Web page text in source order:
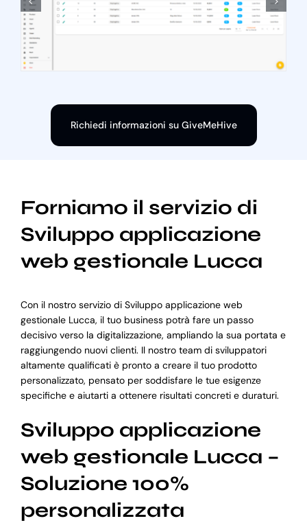
Richiedi informazioni su GiveMeHive
Forniamo il servizio di
Sviluppo applicazione
web gestionale Lucca
Con il nostro servizio di Sviluppo applicazione web
gestionale Lucca, il tuo business potrà fare un passo
decisivo verso la digitalizzazione, ampliando la sua portata e
raggiungendo nuovi clienti. Il nostro team di sviluppatori
altamente qualificati è pronto a creare il tuo prodotto
personalizzato, pensato per soddisfare le tue esigenze
specifiche e aiutarti a ottenere risultati concreti e duraturi.
Sviluppo applicazione
web gestionale Lucca –
Soluzione 100%
personalizzata